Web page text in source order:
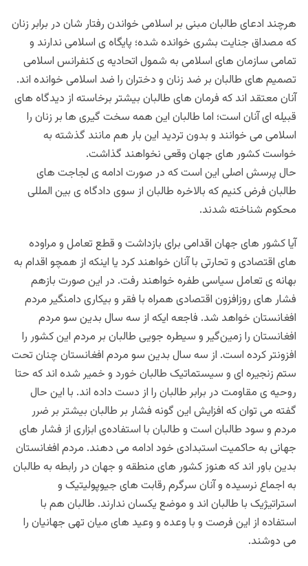
هرچند ادعای طالبان مبنی بر اسلامی خواندن رفتار شان در برابر زنان
که مصداق جنایت بشری خوانده شده؛ پایگاه ی اسلامی ندارند و
تمامی سازمان های اسلامی به شمول اتحادیه ی کنفرانس اسلامی
تصمیم های طالبان بر ضد زنان و دختران را ضد اسلامی خوانده اند.
آنان معتقد اند که فرمان های طالبان بیشتر برخاسته از دیدگاه های
قبیله ای آنان است؛ اما طالبان این همه سخت گیری ها بر زنان را
اسلامی می خوانند و بدون تردید این بار هم مانند گذشته به
خواست کشور های جهان وقعی نخواهند گذاشت.
حال پرسش اصلی این است که در صورت ادامه ی لجاجت های
طالبان فرض کنیم که بالاخره طالبان از سوی دادگاه ی بین المللی
محکوم شناخته شدند.
آیا کشور های جهان اقدامی برای بازداشت و قطع تعامل و مراوده
های اقتصادی و تحارتی با آنان خواهند کرد یا اینکه از همچو اقدام به
بهانه ی تعامل سیاسی طفره خواهند رفت‌. در این صورت بازهم
فشار های روزافزون اقتصادی همراه با فقر و بیکاری دامنگیر مردم
افغانستان خواهد شد. فاجعه ایکه از سه سال بدین سو مردم
افغانستان را زمین‌گیر و سیطره جویی طالبان بر مردم این کشور را
افزونتر کرده است. از سه سال بدین سو مردم افغانستان چنان تحت
ستم زنجیره ای و سیستماتیک طالبان خورد و خمیر شده اند که حتا
روحیه ی مقاومت در برابر طالبان را از دست داده اند. با این حال
گفته می توان که افزایش این گونه فشار بر طالبان بیشتر بر ضرر
مردم و سود طالبان است و طالبان با استفاده‌ی ابزاری از فشار های
جهانی به حاکمیت استبدادی خود ادامه می دهند. مردم افغانستان
بدین باور اند که هنوز کشور های منطقه و جهان در رابطه به طالبان
به اجماع نرسیده و آنان سرگرم رقابت های جیوپولیتیک و
استراتیژیک با طالبان اند و موضع یکسان ندارند. طالبان هم با
استفاده از این فرصت و با وعده و وعید های میان تهی جهانیان را
می دوشند.